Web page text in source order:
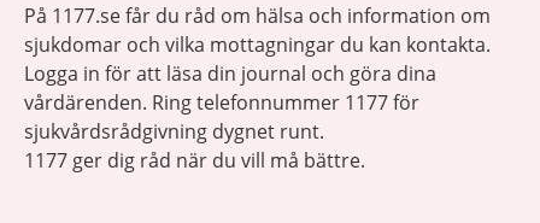
På 1177.se får du råd om hälsa och information om
sjukdomar och vilka mottagningar du kan kontakta.
Logga in för att läsa din journal och göra dina
vårdärenden. Ring telefonnummer 1177 för
sjukvårdsrådgivning dygnet runt.
1177 ger dig råd när du vill må bättre.